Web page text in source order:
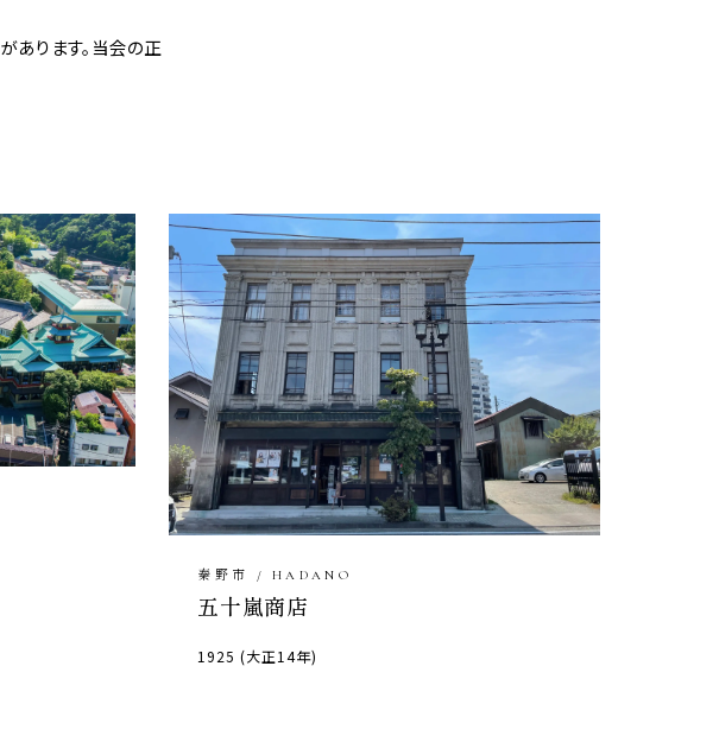
あります。当会の正
秦野市 / HADANO
五十嵐商店
1925 (大正14年)